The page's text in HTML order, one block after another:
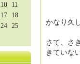
かなり久
さて、さ
きていな
10
11
17
18
24
25